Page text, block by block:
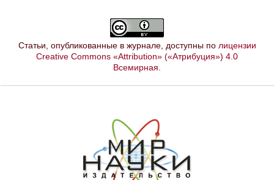
Статьи, опубликованные в журнале, доступны по лицензии
Creative Commons «Attribution» («Атрибуция») 4.0
Всемирная